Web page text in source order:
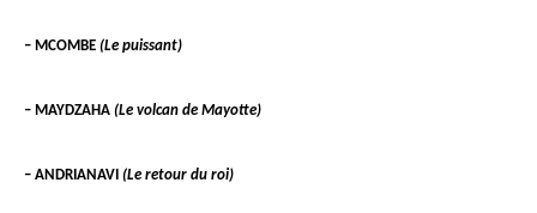
– MCOMBE (Le puissant)
– MAYDZAHA (Le volcan de Mayotte)
– ANDRIANAVI (Le retour du roi)